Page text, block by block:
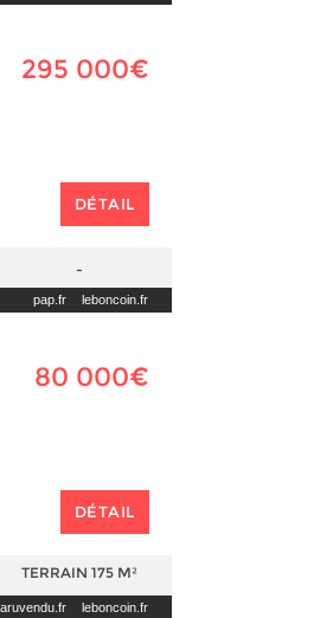
295 000€
DÉTAIL
-
pap.fr leboncoin.fr
80 000€
DÉTAIL
TERRAIN 175 M²
leboncoin.fr